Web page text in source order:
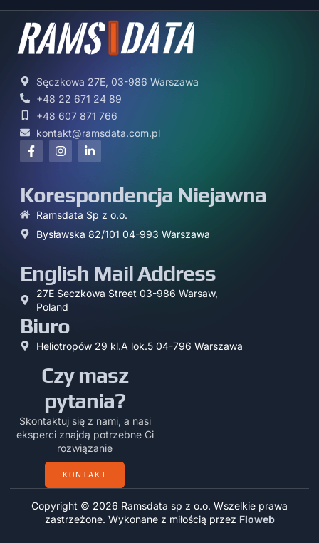
Sęczkowa 27E, 03-986 Warszawa
+48 22 671 24 89
+48 607 871 766
kontakt@ramsdata.com.pl
Korespondencja Niejawna
Ramsdata Sp z o.o.
Bysławska 82/101 04-993 Warszawa
English Mail Address
27E Seczkowa Street 03-986 Warsaw,
Poland
Biuro
Heliotropów 29 kl.A lok.5 04-796 Warszawa
Czy masz
pytania?
Skontaktuj się z nami, a nasi
eksperci znajdą potrzebne Ci
rozwiązanie
KONTAKT
Copyright © 2026 Ramsdata sp z o.o. Wszelkie prawa
zastrzeżone. Wykonane z miłością przez Floweb